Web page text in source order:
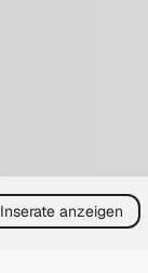
anzeigen